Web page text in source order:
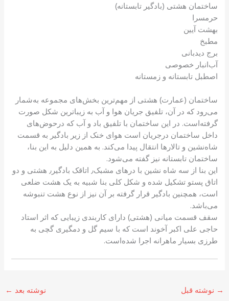
ساختمان هشتی (بادگیر تابستانه)
حرمسرا
بهشت آیین
مطبخ
برج دیدبانی
آب‌انبار خصوصی
اصطبل تابستانه و زمستانه
ساختمان (عمارت) هشتی از مهم‌ترین بخش‌های مجموعه به‌شمار
می‌رود که در آن، تلفیق جریان هوا و آب به زیباترین شکل صورت
گرفته‌است. در این ساختمان با تلفیق باد و آب که درحوض‌های
داخل ساختمان درجریان است هوای خنک از زیر بادگیر به قسمت
شاه‌نشین و تالارها انتقال پیدا می‌کند. به همین دلیل به این بنا،
ساختمان تابستانه نیز گفته می‌شود.
این بنا از سه شاه نشین با درهای مشبک٫ اتاقک بادگیر٫ هشتی و دو
اتاق پستو تشکیل شده و شکل کلی بنا شبیه به یک هشت ضلعی
است، همچنین بادگیر قرار گرفته بر آن نیز از نوع هشت تنبوشه
می‌باشد.
سقف قسمت میانی (هشتی) دارای کاربندی زیبایی که اثر استاد
حاجی علی اکبر آخوند است که با سیم گل و دمگیری گچی به
طرزی بسیار ماهرانه اجرا شده‌است.
→ نوشته قبل نوشته بعد ←